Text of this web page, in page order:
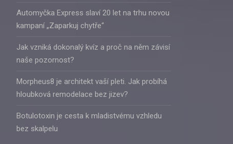
Automyčka Express slaví 20 let na trhu novou
kampaní „Zaparkuj chytře“
Jak vzniká dokonalý kvíz a proč na něm závisí
naše pozornost?
Morpheus8 je architekt vaší pleti. Jak probíhá
hloubková remodelace bez jizev?
Botulotoxin je cesta k mladistvému vzhledu
bez skalpelu